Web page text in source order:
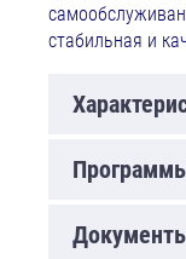
стабильная и